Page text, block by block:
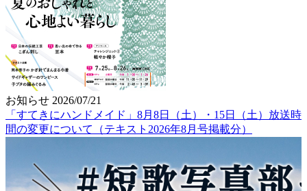
お知らせ 2026/07/21
「すてきにハンドメイド」8月8日（土）・15日（土）放送時
間の変更について（テキスト2026年8月号掲載分）